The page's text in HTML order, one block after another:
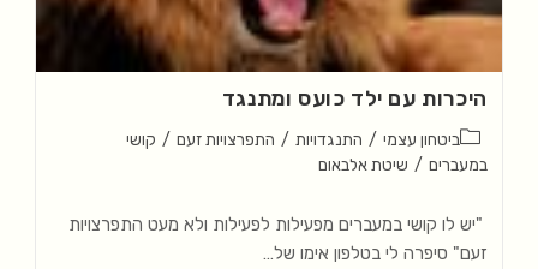
היכרות עם ילד כועס ומתנגד
ביטחון עצמי / התנגדויות / התפרצויות זעם / קושי
במעברים / שיטת אלבאום
"יש לו קושי במעברים מפעילות לפעילות ולא מעט התפרצויות
זעם" סיפרה לי בטלפון אימו של…